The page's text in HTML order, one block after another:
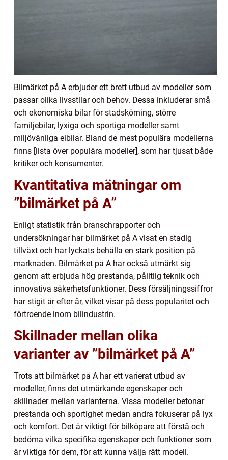
Bilmärket på A erbjuder ett brett utbud av modeller som
passar olika livsstilar och behov. Dessa inkluderar små
och ekonomiska bilar för stadskörning, större
familjebilar, lyxiga och sportiga modeller samt
miljövänliga elbilar. Bland de mest populära modellerna
finns [lista över populära modeller], som har tjusat både
kritiker och konsumenter.
Kvantitativa mätningar om
”bilmärket på A”
Enligt statistik från branschrapporter och
undersökningar har bilmärket på A visat en stadig
tillväxt och har lyckats behålla en stark position på
marknaden. Bilmärket på A har också utmärkt sig
genom att erbjuda hög prestanda, pålitlig teknik och
innovativa säkerhetsfunktioner. Dess försäljningssiffror
har stigit år efter år, vilket visar på dess popularitet och
förtroende inom bilindustrin.
Skillnader mellan olika
varianter av ”bilmärket på A”
Trots att bilmärket på A har ett varierat utbud av
modeller, finns det utmärkande egenskaper och
skillnader mellan varianterna. Vissa modeller betonar
prestanda och sportighet medan andra fokuserar på lyx
och komfort. Det är viktigt för bilköpare att förstå och
bedöma vilka specifika egenskaper och funktioner som
är viktiga för dem, för att kunna välja rätt modell.